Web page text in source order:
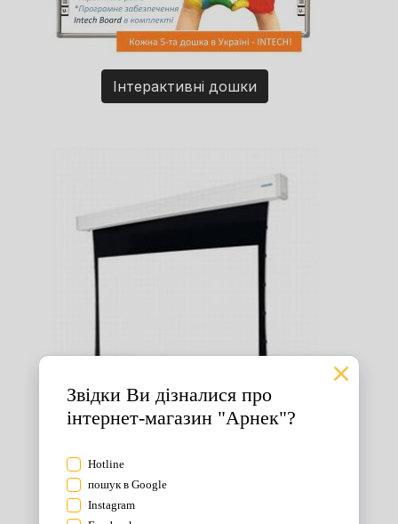
Інтерактивні дошки